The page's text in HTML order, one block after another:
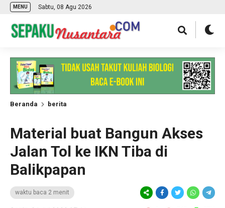
MENU Sabtu, 08 Agu 2026
Beranda berita
Material buat Bangun Akses
Jalan Tol ke IKN Tiba di
Balikpapan
waktu baca 2 menit